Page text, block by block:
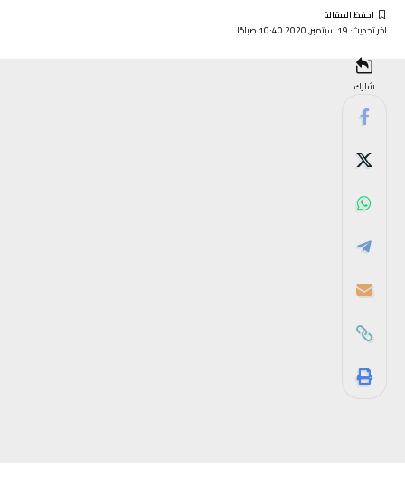
اخر تحديث: 19 سبتمبر, 2020 10:40 صباحًا
شارك